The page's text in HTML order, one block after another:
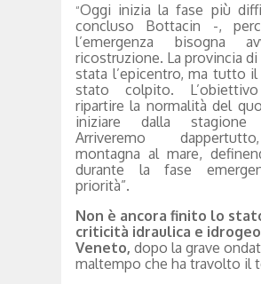
“Oggi inizia la fase più
concluso Bottacin -,
l’emergenza bisogna
ricostruzione. La provincia
stata l’epicentro, ma tutto
stato colpito.
ripartire la normalità del
iniziare dalla stagione
Arriveremo
montagna al mare,
durante la fase
priorità”.
Non è ancora finito lo
criticità idraulica e
Veneto, dopo la grave
maltempo che ha travolto il